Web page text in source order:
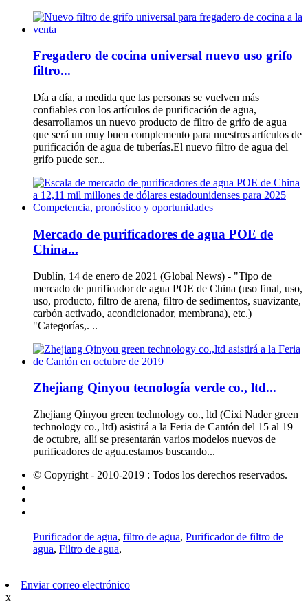
Fregadero de cocina universal nuevo uso grifo
filtro...
Día a día, a medida que las personas se vuelven más
confiables con los artículos de purificación de agua,
desarrollamos un nuevo producto de filtro de grifo de agua
que será un muy buen complemento para nuestros artículos de
purificación de agua de tuberías.El nuevo filtro de agua del
grifo puede ser...
Mercado de purificadores de agua POE de
China...
Dublín, 14 de enero de 2021 (Global News) - "Tipo de
mercado de purificador de agua POE de China (uso final, uso,
uso, producto, filtro de arena, filtro de sedimentos, suavizante,
carbón activado, acondicionador, membrana), etc.)
"Categorías,. ..
Zhejiang Qinyou tecnología verde co., ltd...
Zhejiang Qinyou green technology co., ltd (Cixi Nader green
technology co., ltd) asistirá a la Feria de Cantón del 15 al 19
de octubre, allí se presentarán varios modelos nuevos de
purificadores de agua.estamos buscando...
© Copyright - 2010-2019 : Todos los derechos reservados.
Purificador de agua, filtro de agua, Purificador de filtro de
agua, Filtro de agua,
Enviar correo electrónico
x